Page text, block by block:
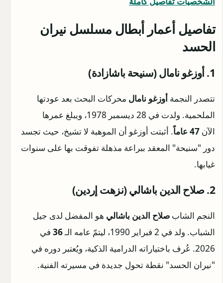
تفاصيل أعمار أبطال مسلسل نيران
الحسد
1. أوزغو نامال (سنيحة باشازادة)
تتصدر النجمة أوزغو نامال محركات البحث بعد عودتها
الملحمية. ولدت في 28 ديسمبر 1978، ويبلغ عمرها
الآن 47 عاماً
. أثبتت أوزغو أن الموهبة لا تشيخ، حيث تجسد
دور "سنيحة" المعقد ببراعة مذهلة تفوقت بها على سنوات
غيابها.
2. صلاح الدين باشالي (نزهت إردين)
النجم الشاب صلاح الدين باشالي هو المفضل لدى جيل
الشباب. ولد في 2 فبراير 1990، ليتمّ عامه الـ
36 في
2026. عُرف باختياراته الدرامية الذكية، ويُعتبر دوره في
"نيران الحسد" نقطة تحول جديدة في مسيرته الفنية.